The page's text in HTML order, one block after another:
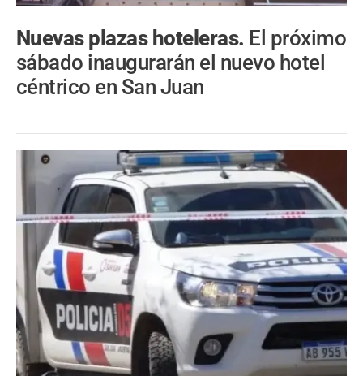
Nuevas plazas hoteleras. El próximo
sábado inaugurarán el nuevo hotel
céntrico en San Juan